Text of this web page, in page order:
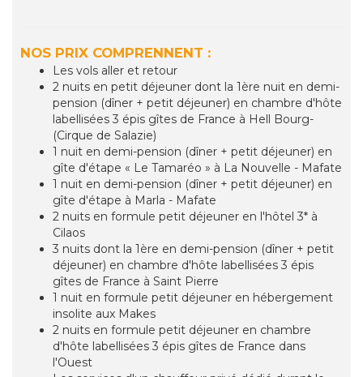
NOS PRIX COMPRENNENT :
Les vols aller et retour
2 nuits en petit déjeuner dont la 1ère nuit en demi-
pension (dîner + petit déjeuner) en chambre d'hôte
labellisées 3 épis gîtes de France à Hell Bourg-
(Cirque de Salazie)
1 nuit en demi-pension (dîner + petit déjeuner) en
gîte d'étape « Le Tamaréo » à La Nouvelle - Mafate
1 nuit en demi-pension (dîner + petit déjeuner) en
gîte d'étape à Marla - Mafate
2 nuits en formule petit déjeuner en l'hôtel 3* à
Cilaos
3 nuits dont la 1ère en demi-pension (dîner + petit
déjeuner) en chambre d'hôte labellisées 3 épis
gîtes de France à Saint Pierre
1 nuit en formule petit déjeuner en hébergement
insolite aux Makes
2 nuits en formule petit déjeuner en chambre
d'hôte labellisées 3 épis gîtes de France dans
l'Ouest